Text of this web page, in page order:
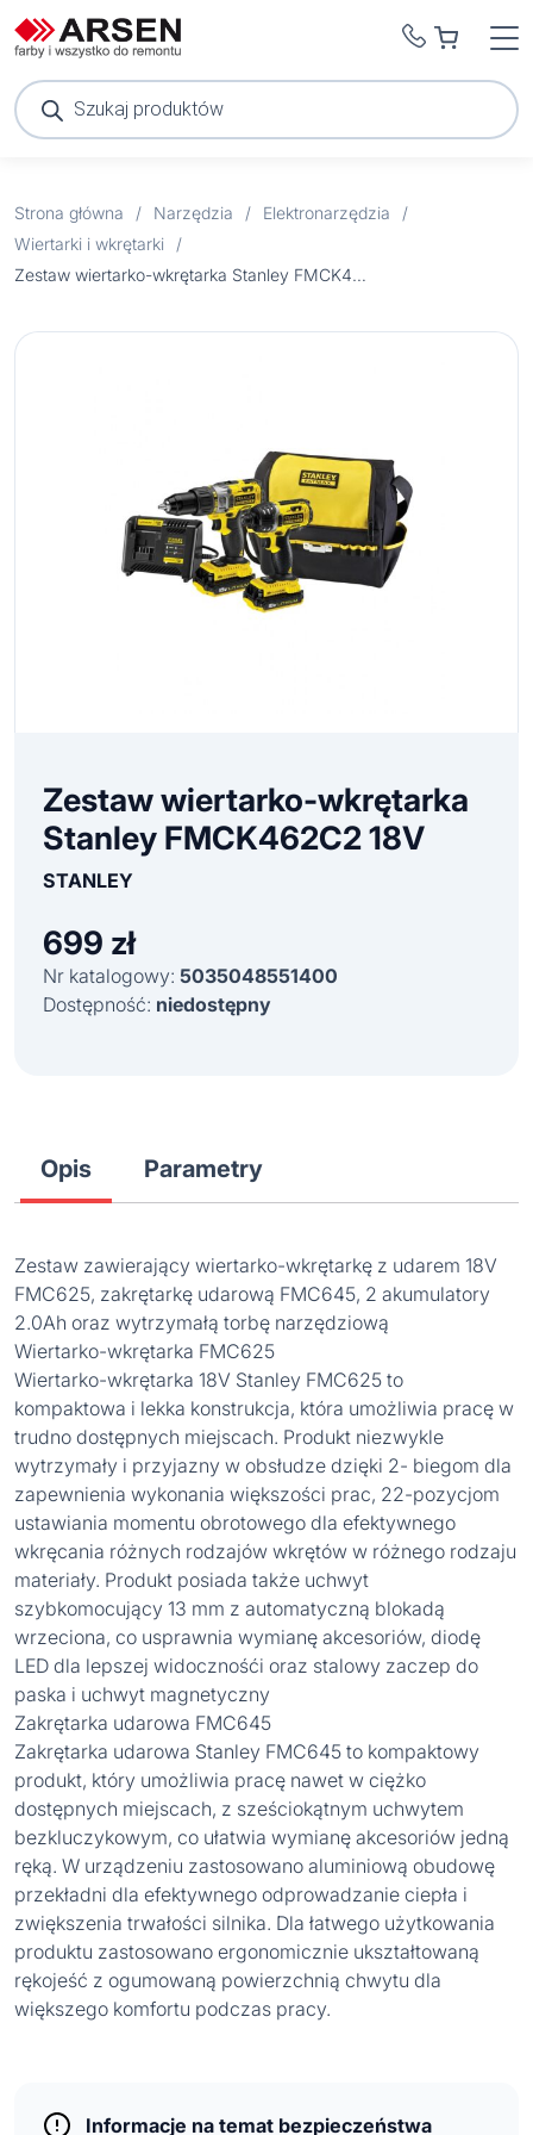
Wyszukiwarka
produktów
Strona główna / Narzędzia / Elektronarzędzia
/
Wiertarki i wkrętarki
/
Zestaw wiertarko-wkrętarka Stanley FMCK462C2 18V
Zestaw wiertarko-wkrętarka
Stanley FMCK462C2 18V
STANLEY
699 zł
Nr katalogowy: 5035048551400
Dostępność: niedostępny
Opis Parametry
Zestaw zawierający wiertarko-wkrętarkę z udarem 18V
FMC625, zakrętarkę udarową FMC645, 2 akumulatory
2.0Ah oraz wytrzymałą torbę narzędziową
Wiertarko-wkrętarka FMC625
Wiertarko-wkrętarka 18V Stanley FMC625 to
kompaktowa i lekka konstrukcja, która umożliwia pracę w
trudno dostępnych miejscach. Produkt niezwykle
wytrzymały i przyjazny w obsłudze dzięki 2- biegom dla
zapewnienia wykonania większości prac, 22-pozycjom
ustawiania momentu obrotowego dla efektywnego
wkręcania różnych rodzajów wkrętów w różnego rodzaju
materiały. Produkt posiada także uchwyt
szybkomocujący 13 mm z automatyczną blokadą
wrzeciona, co usprawnia wymianę akcesoriów, diodę
LED dla lepszej widocznośći oraz stalowy zaczep do
paska i uchwyt magnetyczny
Zakrętarka udarowa FMC645
Zakrętarka udarowa Stanley FMC645 to kompaktowy
produkt, który umożliwia pracę nawet w ciężko
dostępnych miejscach, z sześciokątnym uchwytem
bezkluczykowym, co ułatwia wymianę akcesoriów jedną
ręką. W urządzeniu zastosowano aluminiową obudowę
przekładni dla efektywnego odprowadzanie ciepła i
zwiększenia trwałości silnika. Dla łatwego użytkowania
produktu zastosowano ergonomicznie ukształtowaną
rękojeść z ogumowaną powierzchnią chwytu dla
większego komfortu podczas pracy.
Informacje na temat bezpieczeństwa